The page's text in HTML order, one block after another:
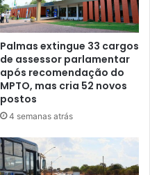
Palmas extingue 33 cargos
de assessor parlamentar
após recomendação do
MPTO, mas cria 52 novos
postos
4 semanas atrás